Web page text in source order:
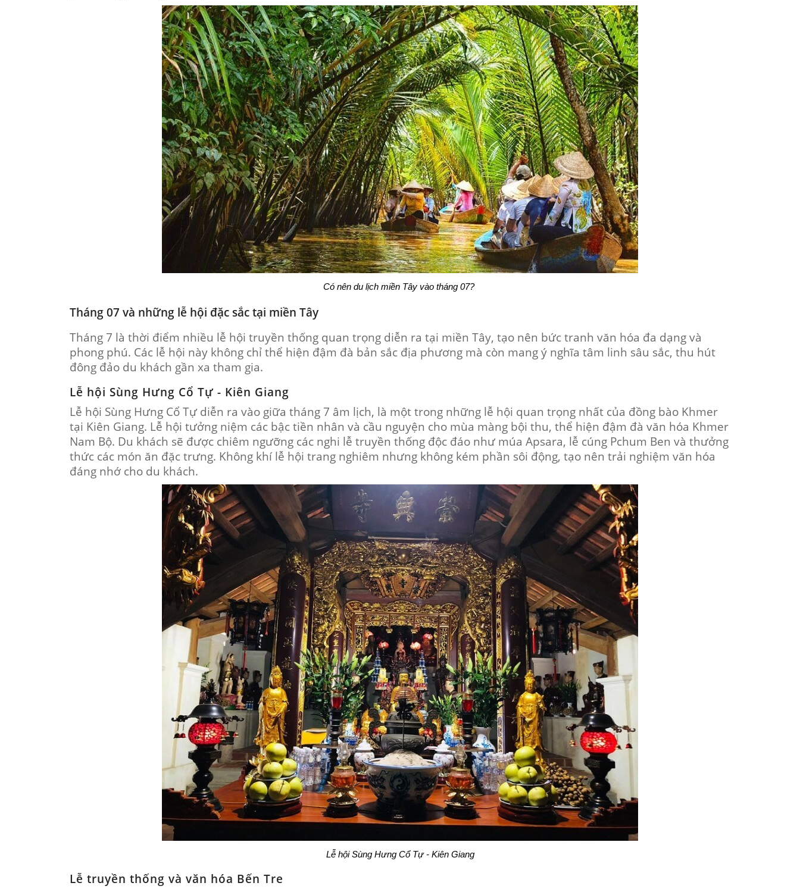
Có nên du lịch miền Tây vào tháng 07?
Tháng 07 và những lễ hội đặc sắc tại miền Tây
Tháng 7 là thời điểm nhiều lễ hội truyền thống quan trọng diễn ra tại miền Tây, tạo nên bức tranh văn hóa đa dạng và
phong phú. Các lễ hội này không chỉ thể hiện đậm đà bản sắc địa phương mà còn mang ý nghĩa tâm linh sâu sắc, thu hút
đông đảo du khách gần xa tham gia.
Lễ hội Sùng Hưng Cổ Tự - Kiên Giang
Lễ hội Sùng Hưng Cổ Tự diễn ra vào giữa tháng 7 âm lịch, là một trong những lễ hội quan trọng nhất của đồng bào Khmer
tại Kiên Giang. Lễ hội tưởng niệm các bậc tiền nhân và cầu nguyện cho mùa màng bội thu, thể hiện đậm đà văn hóa Khmer
Nam Bộ. Du khách sẽ được chiêm ngưỡng các nghi lễ truyền thống độc đáo như múa Apsara, lễ cúng Pchum Ben và thưởng
thức các món ăn đặc trưng. Không khí lễ hội trang nghiêm nhưng không kém phần sôi động, tạo nên trải nghiệm văn hóa
đáng nhớ cho du khách.
Lễ hội Sùng Hưng Cổ Tự - Kiên Giang
Lễ truyền thống và văn hóa Bến Tre